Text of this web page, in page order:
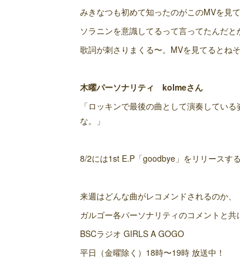
みきなつも初めて知ったのがこのMVを見て
ソラニンを意識してるって言ってたんだと
歌詞が刺さりまくる〜。MVを見てるとね
木曜パーソナリティ kolmeさん
「ロッキンで最後の曲として演奏してい
な。」
8/2には1st E.P「goodbye」をリリースす
来週はどんな曲がレコメンドされるのか、
ガルゴー各パーソナリティのコメントと共
BSCラジオ GIRLS A GOGO
平日（金曜除く）18時〜19時 放送中！